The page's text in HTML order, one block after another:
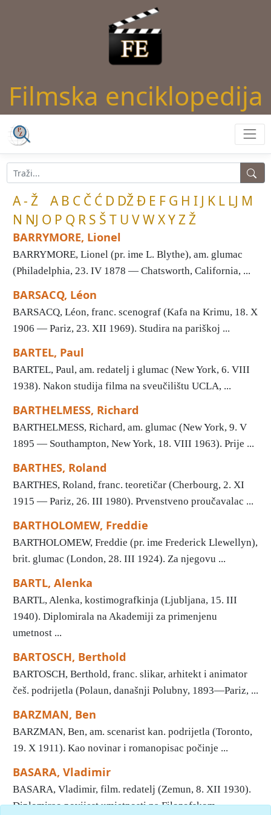
Filmska enciklopedija
A - Ž A B C Č Ć D DŽĐ E F G H I J K L LJ M
N NJ O P Q R S Š T U VWXYZŽ
BARRYMORE, Lionel
BARRYMORE, Lionel (pr. ime L. Blythe), am. glumac
(Philadelphia, 23. IV 1878 — Chatsworth, California, ...
BARSACQ, Léon
BARSACQ, Léon, franc. scenograf (Kafa na Krimu, 18. X
1906 — Pariz, 23. XII 1969). Studira na pariškoj ...
BARTEL, Paul
BARTEL, Paul, am. redatelj i glumac (New York, 6. VIII
1938). Nakon studija filma na sveučilištu UCLA, ...
BARTHELMESS, Richard
BARTHELMESS, Richard, am. glumac (New York, 9. V
1895 — Southampton, New York, 18. VIII 1963). Prije ...
BARTHES, Roland
BARTHES, Roland, franc. teoretičar (Cherbourg, 2. XI
1915 — Pariz, 26. III 1980). Prvenstveno proučavalac ...
BARTHOLOMEW, Freddie
BARTHOLOMEW, Freddie (pr. ime Frederick Llewellyn),
brit. glumac (London, 28. III 1924). Za njegovu ...
BARTL, Alenka
BARTL, Alenka, kostimografkinja (Ljubljana, 15. III
1940). Diplomirala na Akademiji za primenjenu
umetnost ...
BARTOSCH, Berthold
BARTOSCH, Berthold, franc. slikar, arhitekt i animator
češ. podrijetla (Polaun, današnji Polubny, 1893—Pariz, ...
BARZMAN, Ben
BARZMAN, Ben, am. scenarist kan. podrijetla (Toronto,
19. X 1911). Kao novinar i romanopisac počinje ...
BASARA, Vladimir
BASARA, Vladimir, film. redatelj (Zemun, 8. XII 1930).
Diplomirao povijest umjetnosti na Filozofskom ...